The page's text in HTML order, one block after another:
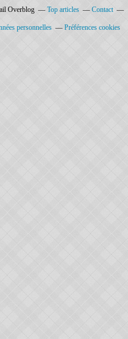
Overblog Top articles Contact
personnelles Préférences cookies